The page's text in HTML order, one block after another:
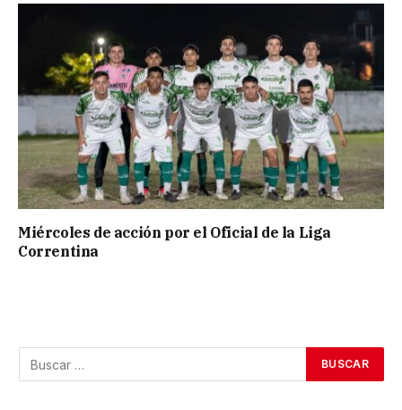
Miércoles de acción por el Oficial de la Liga
Correntina